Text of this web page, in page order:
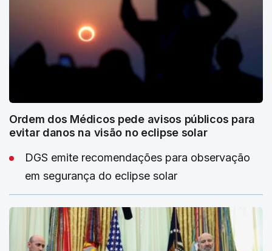
Ordem dos Médicos pede avisos públicos para
evitar danos na visão no eclipse solar
DGS emite recomendações para observação
em segurança do eclipse solar